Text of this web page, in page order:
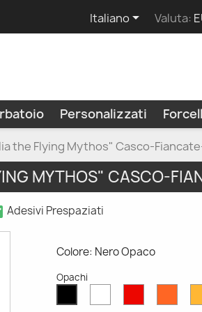
Italiano Valuta:
Personalizzati
the Flying Mythos" Casco-
MYTHOS" CASCO-
Adesivi Prespaziati
Colore: Nero Opaco
Opachi
Opaco OpacoOpaco